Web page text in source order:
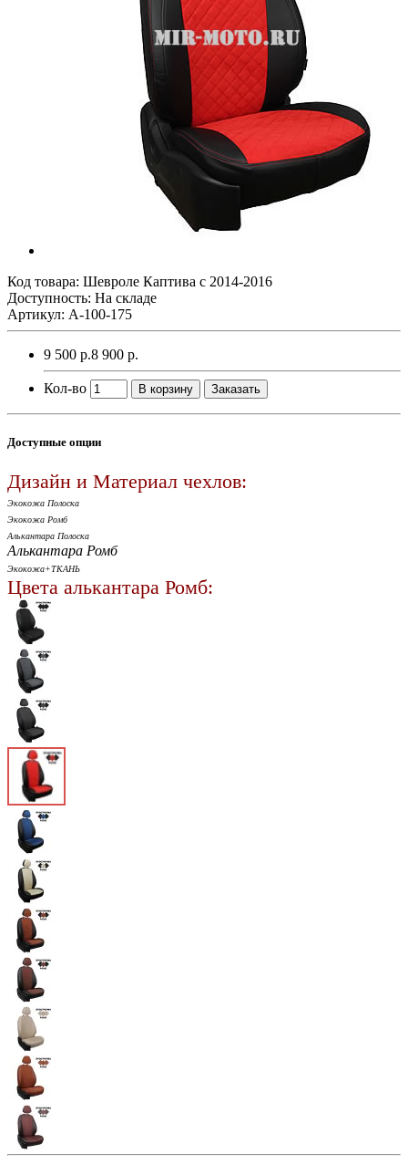
Код товара: Шевроле Каптива с 2014-2016
Доступность: На складе
Артикул: A-100-175
9 500 р.8 900 р.
Кол-во В корзину Заказать
Доступные опции
Дизайн и Материал чехлов:
Экокожа Полоска
Экокожа Ромб
Алькантара Полоска
Алькантара Ромб
Экокожа+ТКАНЬ
Цвета алькантара Ромб: